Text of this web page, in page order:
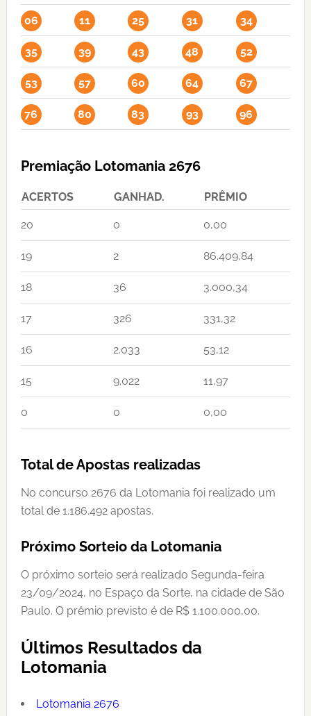
06 11 25 31 34
35 39 43 48 52
53 57 60 64 67
76 80 83 93 96
Premiação Lotomania 2676
ACERTOS GANHAD. PRÊMIO
20 0 0,00
19 2 86.409,84
18 36 3.000,34
17 326 331,32
16 2.033 53,12
15 9.022 11,97
0 0 0,00
Total de Apostas realizadas
No concurso 2676 da Lotomania foi realizado um
total de 1.186.492 apostas.
Próximo Sorteio da Lotomania
O próximo sorteio será realizado Segunda-feira
23/09/2024, no Espaço da Sorte, na cidade de São
Paulo. O prêmio previsto é de R$ 1.100.000,00.
Últimos Resultados da
Lotomania
Lotomania 2676